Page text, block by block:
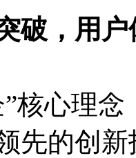
破，用
核心理
先的创